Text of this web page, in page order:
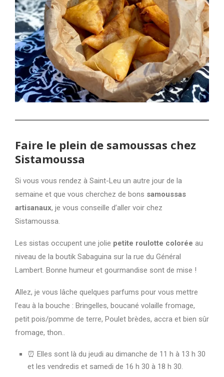
Faire le plein de samoussas chez
Sistamoussa
Si vous vous rendez à Saint-Leu un autre jour de la
semaine et que vous cherchez de bons samoussas
artisanaux, je vous conseille d’aller voir chez
Sistamoussa.
Les sistas occupent une jolie petite roulotte colorée au
niveau de la boutik Sabaguina sur la rue du Général
Lambert. Bonne humeur et gourmandise sont de mise !
Allez, je vous lâche quelques parfums pour vous mettre
l’eau à la bouche : Bringelles, boucané volaille fromage,
petit pois/pomme de terre, Poulet brèdes, accra et bien sûr
fromage, thon..
⏰ Elles sont là du jeudi au dimanche de 11 h à 13 h 30
et les vendredis et samedi de 16 h 30 à 18 h 30.